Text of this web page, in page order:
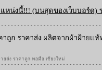
หน่งนี้!!! (บนสุดของเว็บบอร์ด)
ถูก ราคาส่ง ผลิตจากผ้าฝ้ายแ
ยส่ง ราคาถูก ทอมือ เชียงใหม่